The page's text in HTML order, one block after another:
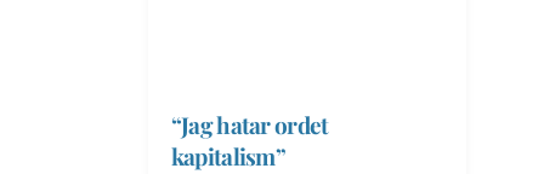
“Jag hatar ordet
kapitalism”